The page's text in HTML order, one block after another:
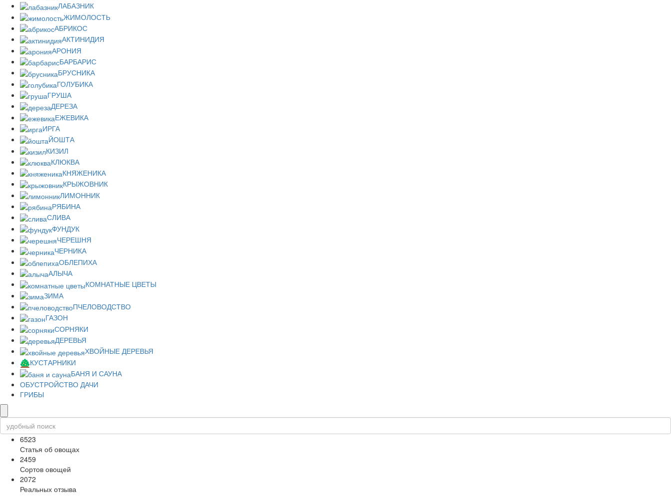
ЛАБАЗНИК
ЖИМОЛОСТЬ
АБРИКОС
АКТИНИДИЯ
АРОНИЯ
БАРБАРИС
БРУСНИКА
ГОЛУБИКА
ГРУША
ДЕРЕЗА
ЕЖЕВИКА
ИРГА
ЙОШТА
КИЗИЛ
КЛЮКВА
КНЯЖЕНИКА
КРЫЖОВНИК
ЛИМОННИК
РЯБИНА
СЛИВА
ФУНДУК
ЧЕРЕШНЯ
ЧЕРНИКА
ОБЛЕПИХА
АЛЫЧА
КОМНАТНЫЕ ЦВЕТЫ
ЗИМА
ПЧЕЛОВОДСТВО
ГАЗОН
СОРНЯКИ
ДЕРЕВЬЯ
ХВОЙНЫЕ ДЕРЕВЬЯ
КУСТАРНИКИ
БАНЯ И САУНА
ОБУСТРОЙСТВО ДАЧИ
ГРИБЫ
6523
Статья об овощах
2459
Сортов овощей
2072
Реальных отзыва